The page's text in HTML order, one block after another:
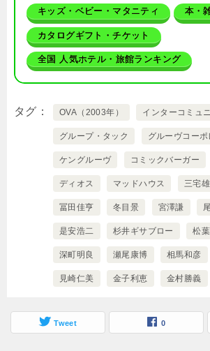
キッズ・ベビー・マタニティ 本・
カタログギフト・チケット
全国 人気ホテル・旅館ランキング
タグ OVA（2003年） インターコミュ
グループ・タック グルーヴコー
ケングルーヴ コミックバーガー
ディオス マッドハウス 三宅
冨田佳亨 冬目景 宮澤謙
是安浩二 杉井ギサブロー 松
深町明良 瀬尾康博 相馬和彦
見崎仁美 金子利恵 金村勝義
Tweet 0